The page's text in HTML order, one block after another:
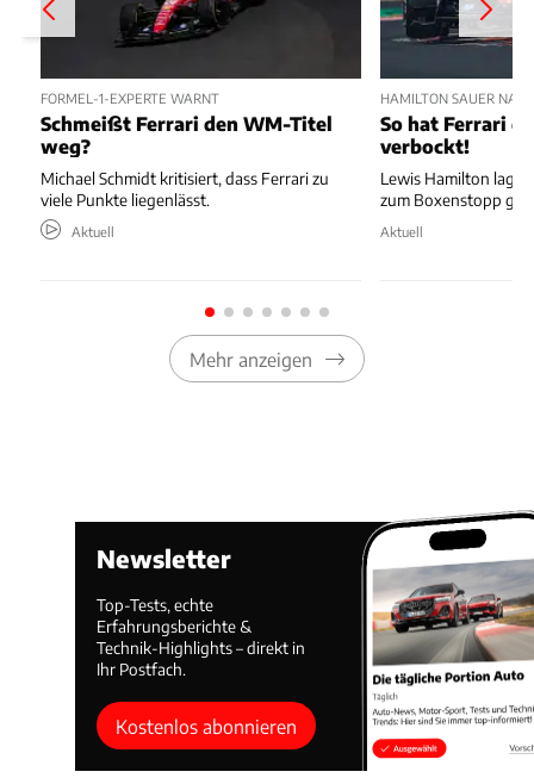
FORMEL-1-EXPERTE WARNT
Schmeißt Ferrari den WM-Titel
weg?
Michael Schmidt kritisiert, dass Ferrari zu
viele Punkte liegenlässt.
Aktuell
HAMILTON SAUER
So hat Ferrari
verbockt!
Lewis Hamilton lag
zum Boxenstopp
Aktuell
Mehr anzeigen
Newsletter
Top-Tests, echte
Erfahrungsberichte &
Technik-Highlights – direkt in
Ihr Postfach.
Kostenlos abonnieren